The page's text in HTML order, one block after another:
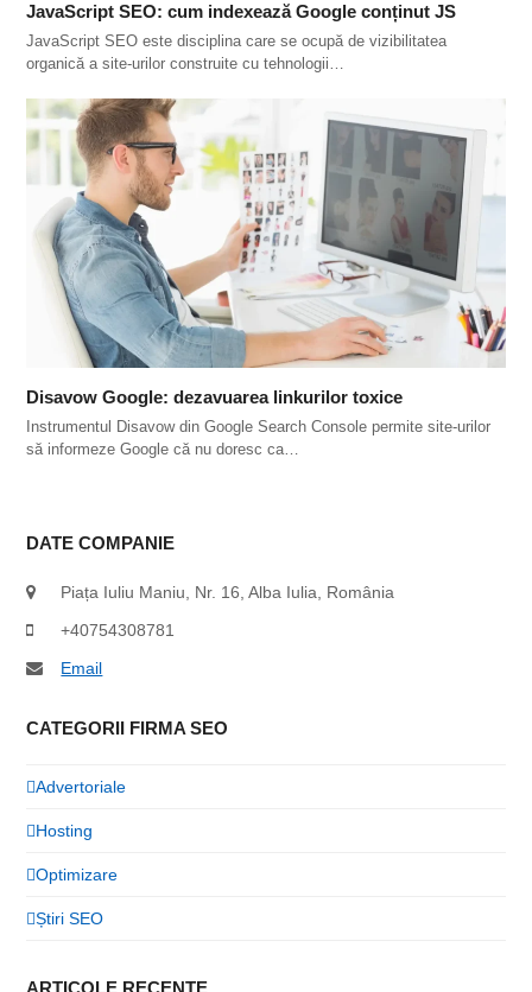
JavaScript SEO: cum indexează Google conținut JS
JavaScript SEO este disciplina care se ocupă de vizibilitatea
organică a site-urilor construite cu tehnologii…
Disavow Google: dezavuarea linkurilor toxice
Instrumentul Disavow din Google Search Console permite site-urilor
să informeze Google că nu doresc ca…
DATE COMPANIE
Piața Iuliu Maniu, Nr. 16, Alba Iulia, România
+40754308781
Email
CATEGORII FIRMA SEO
Advertoriale
Hosting
Optimizare
Știri SEO
ARTICOLE RECENTE